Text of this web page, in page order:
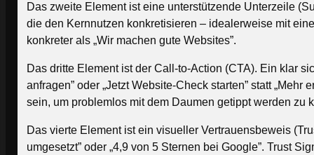
Das zweite Element ist eine unterstützende Unterzeile
die den Kernnutzen konkretisieren – idealerweise mit
konkreter als „Wir machen gute Websites”.
Das dritte Element ist der Call-to-Action (CTA). Ein klar
anfragen” oder „Jetzt Website-Check starten” statt
sein, um problemlos mit dem Daumen getippt werden zu
Das vierte Element ist ein visueller Vertrauensbeweis
umgesetzt” oder „4,9 von 5 Sternen bei Google”. Trust